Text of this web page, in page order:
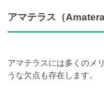
アマテラス（
アマテラスには多くのメ
うな欠点も存在します。